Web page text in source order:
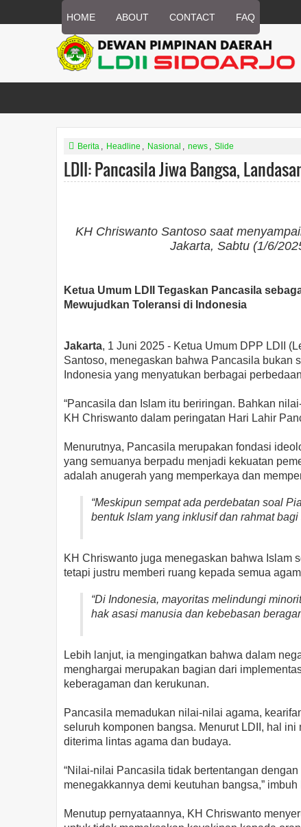
HOME ABOUT CONTACT FAQ
Berita , Headline , Nasional , news , Slide
LDII: Pancasila Jiwa Bangsa,
KH Chriswanto Santoso saat
Jakarta, Sabtu (1/6/
Ketua Umum LDII Tegaskan Pancasila
Mewujudkan Toleransi di Indonesia
Jakarta, 1 Juni 2025 - Ketua Umum DPP LDII
Santoso, menegaskan bahwa Pancasila bukan
Indonesia yang menyatukan berbagai
“Pancasila dan Islam itu beriringan. Bahkan
KH Chriswanto dalam peringatan Hari Lahir
Menurutnya, Pancasila merupakan fondasi
yang semuanya berpadu menjadi kekuatan
adalah anugerah yang memperkaya dan
“Meskipun sempat ada perdebatan soal
bentuk Islam yang inklusif dan rahmat
KH Chriswanto juga menegaskan bahwa Islam
tetapi justru memberi ruang kepada semua
“Di Indonesia, mayoritas melindungi
hak asasi manusia dan kebebasan
Lebih lanjut, ia mengingatkan bahwa dalam
menghargai merupakan bagian dari
keberagaman dan kerukunan.
Pancasila memadukan nilai-nilai agama,
seluruh komponen bangsa. Menurut LDII, hal
diterima lintas agama dan budaya.
“Nilai-nilai Pancasila tidak bertentangan
menegakkannya demi keutuhan bangsa,”
Menutup pernyataannya, KH Chriswanto